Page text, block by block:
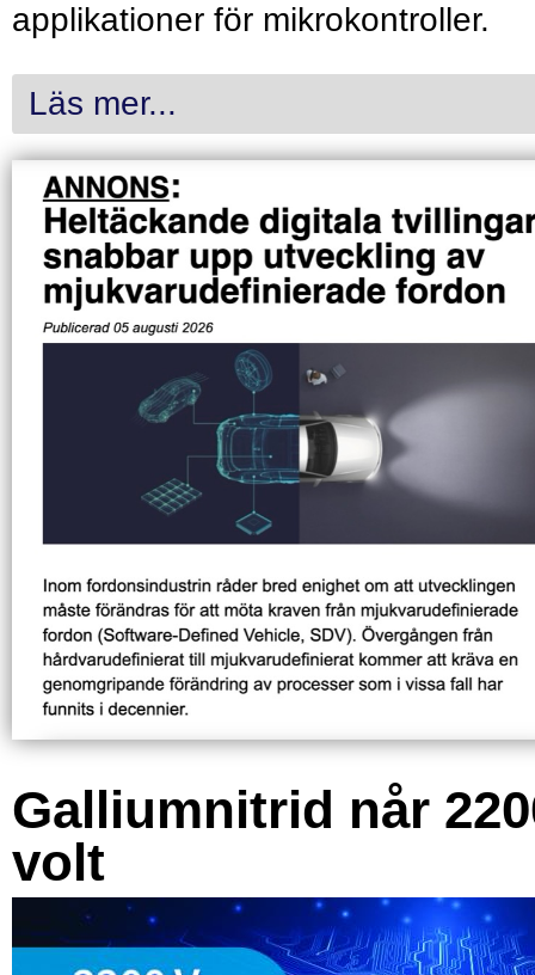
applikationer för mikrokontroller.
Läs mer...
Galliumnitrid når
volt